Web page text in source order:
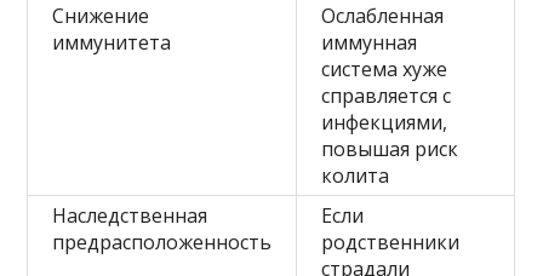
Снижение
иммунитета
Ослабленная
иммунная
система хуже
справляется с
инфекциями,
повышая риск
колита
Наследственная
предрасположенность
Если
родственники
страдали